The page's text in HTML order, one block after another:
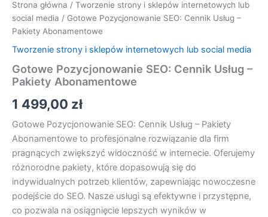
Strona główna / Tworzenie strony i sklepów internetowych lub
social media / Gotowe Pozycjonowanie SEO: Cennik Usług –
Pakiety Abonamentowe
Tworzenie strony i sklepów internetowych lub social media
Gotowe Pozycjonowanie SEO: Cennik Usług –
Pakiety Abonamentowe
1 499,00 zł
Gotowe Pozycjonowanie SEO: Cennik Usług – Pakiety
Abonamentowe to profesjonalne rozwiązanie dla firm
pragnących zwiększyć widoczność w internecie. Oferujemy
różnorodne pakiety, które dopasowują się do
indywidualnych potrzeb klientów, zapewniając nowoczesne
podejście do SEO. Nasze usługi są efektywne i przystępne,
co pozwala na osiągnięcie lepszych wyników w